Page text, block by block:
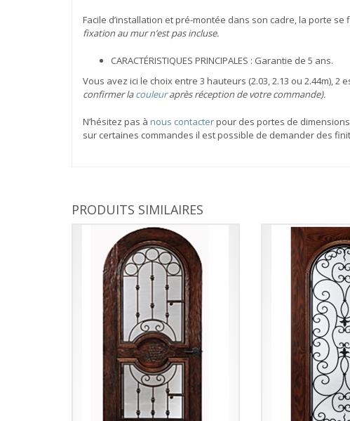
Facile d’installation et pré-montée dans son cadre, la porte
fixation au mur n’est pas incluse.
CARACTÉRISTIQUES PRINCIPALES : Garantie de 5 ans.
Vous avez ici le choix entre 3 hauteurs (2.03, 2.13 ou 2.44m), 2
confirmer lacouleuraprès réception de votre commande).
N’hésitez pas à nous contacterpour des portes de
sur certaines commandes il est possible de demander des
PRODUITS SIMILAIRES